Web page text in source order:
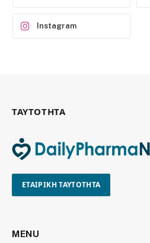
Instagram
ΤΑΥΤΟΤΗΤΑ
ΕΤΑΙΡΙΚΗ ΤΑΥΤΟΤΗΤΑ
MENU